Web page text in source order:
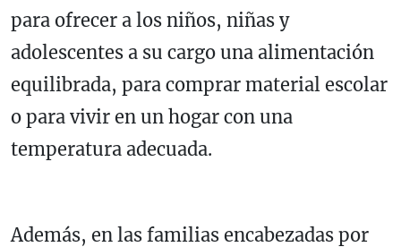
para ofrecer a los niños, niñas y
adolescentes a su cargo una alimentación
equilibrada, para comprar material escolar
o para vivir en un hogar con una
temperatura adecuada.
Además, en las familias encabezadas por